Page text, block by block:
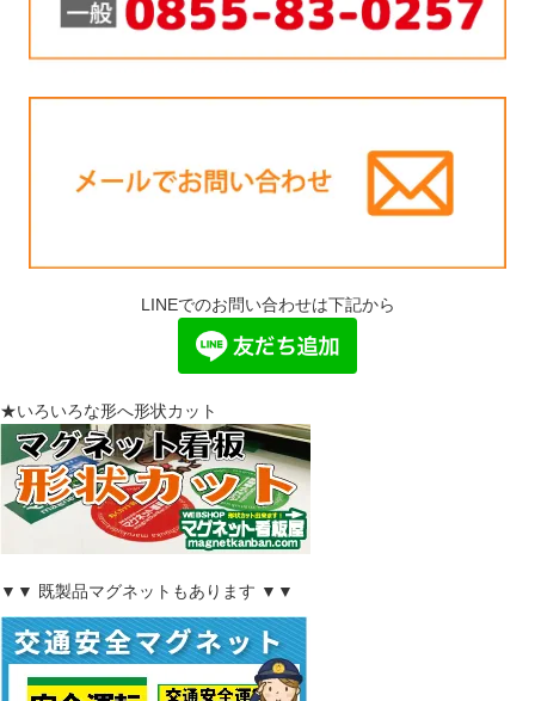
LINEでのお問い合わせは下記から
★いろいろな形へ形状カット
▼▼ 既製品マグネットもあります ▼▼